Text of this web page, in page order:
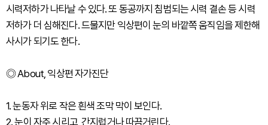
시력저하가 나타날 수 있다. 또 동공까지 침범되는 시력 결손 등 시력
저하가 더 심해진다. 드물지만 익상편이 눈의 바깥쪽 움직임을 제한해
사시가 되기도 한다.
◎ About, 익상편 자가진단
1. 눈동자 위로 작은 흰색 조막 막이 보인다.
2. 눈이 자주 시리고, 간지럽거나 따끔거린다.